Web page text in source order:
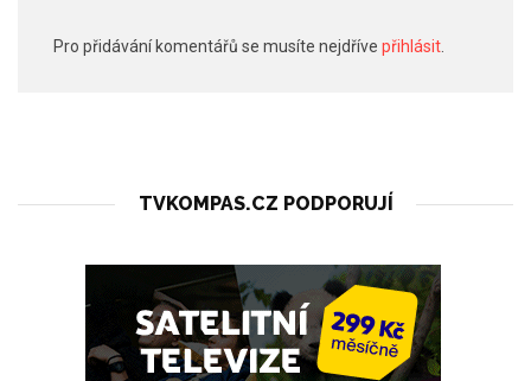
Pro přidávání komentářů se musíte nejdříve přihlásit
TVKOMPAS.CZ PODPORUJÍ